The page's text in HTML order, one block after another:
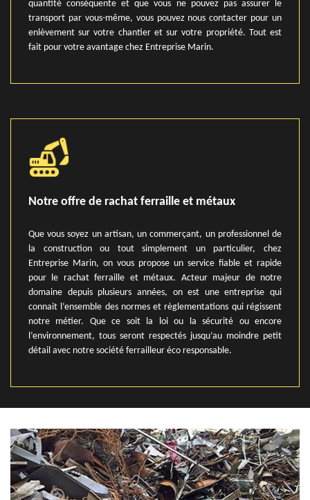
quantité conséquente et que vous ne pouvez pas assurer le
transport par vous-même, vous pouvez nous contacter pour un
enlèvement sur votre chantier et sur votre propriété. Tout est
fait pour votre avantage chez Entreprise Marin.
Notre offre de rachat ferraille et métaux
Que vous soyez un artisan, un commerçant, un professionnel de
la construction ou tout simplement un particulier, chez
Entreprise Marin, on vous propose un service fiable et rapide
pour le rachat ferraille et métaux. Acteur majeur de notre
domaine depuis plusieurs années, on est une entreprise qui
connait l’ensemble des normes et règlementations qui régissent
notre métier. Que ce soit la loi ou la sécurité ou encore
l’environnement, tous seront respectés jusqu’au moindre petit
détail avec notre société ferrailleur éco responsable.